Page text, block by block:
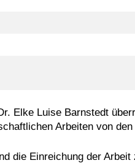
Elke Luise Barnstedt
Arbeiten von
die Einreichung der